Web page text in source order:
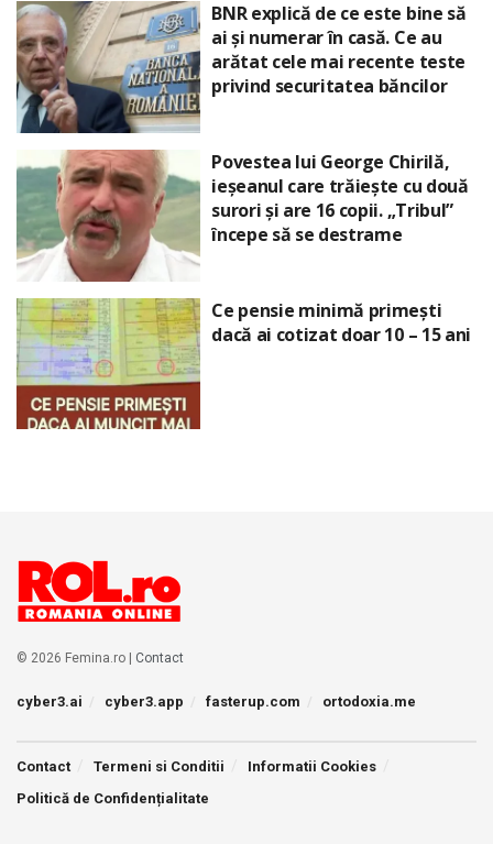
BNR explică de ce este bine să
ai și numerar în casă. Ce au
arătat cele mai recente teste
privind securitatea băncilor
Povestea lui George Chirilă,
ieșeanul care trăiește cu două
surori și are 16 copii. „Tribul”
începe să se destrame
Ce pensie minimă primești
dacă ai cotizat doar 10 – 15 ani
© 2026 Femina.ro | Contact
cyber3.ai cyber3.app fasterup.com ortodoxia.me
Contact Termeni si Conditii
Informatii Cookies
Politică de Confidențialitate